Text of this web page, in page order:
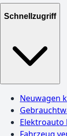
Schnellzugriff
Neuwagen
Elektroauto